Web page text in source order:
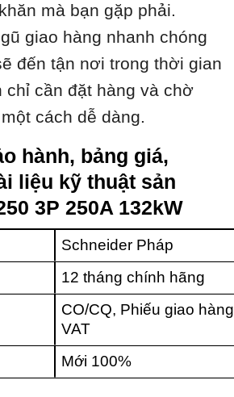
mà bạn gặp phải.
giao hàng nhanh chóng
đến tận nơi trong thời gian
chỉ cần đặt hàng và chờ
cách dễ dàng.
hành, bảng giá,
liệu kỹ thuật sản
3P 250A 132kW
Schneider Pháp
12 tháng chính hãng
CO/CQ, Phiếu giao
VAT
Mới 100%